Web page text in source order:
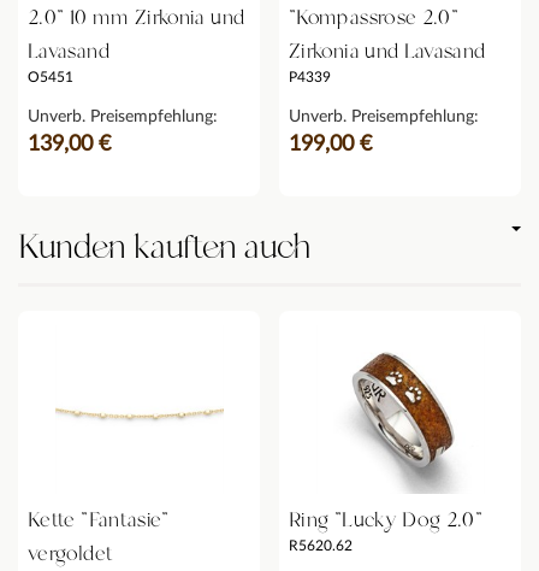
2.0" 10 mm Zirkonia und
Lavasand
O5451
Unverb. Preisempfehlung:
139,00 €
"Kompassrose 2.0"
Zirkonia und Lavasand
P4339
Unverb. Preisempfehlung:
199,00 €
Kunden kauften auch
Kette "Fantasie"
vergoldet
Ring "Lucky Dog 2.0"
R5620.62